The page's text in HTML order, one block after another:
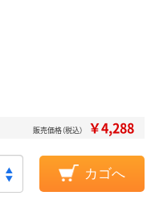
販売価格（税込） ￥4,288
カゴへ